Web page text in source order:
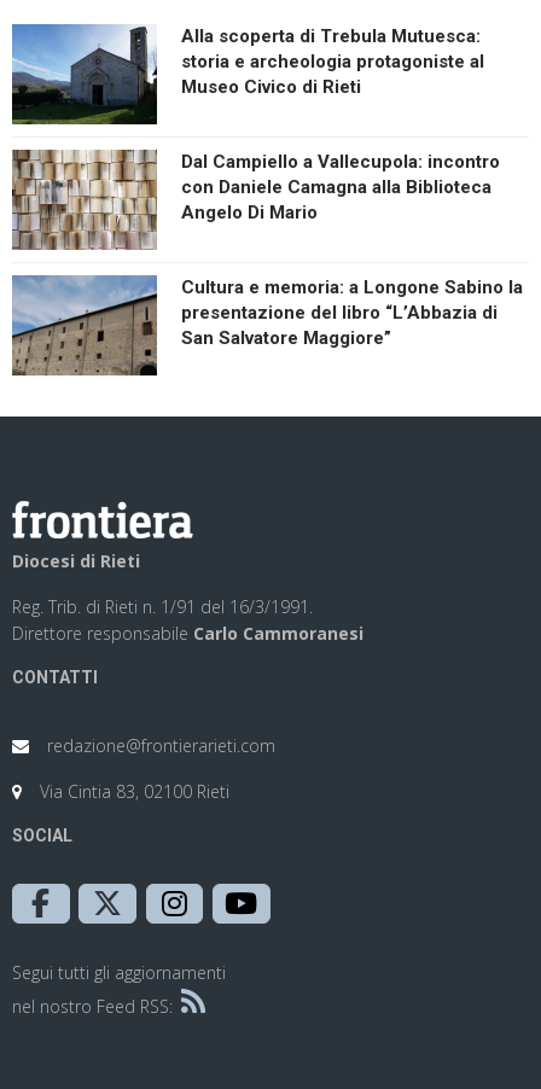
Alla scoperta di Trebula Mutuesca:
storia e archeologia protagoniste al
Museo Civico di Rieti
Dal Campiello a Vallecupola: incontro
con Daniele Camagna alla Biblioteca
Angelo Di Mario
Cultura e memoria: a Longone Sabino la
presentazione del libro “L’Abbazia di
San Salvatore Maggiore”
Diocesi di Rieti
Reg. Trib. di Rieti n. 1/91 del 16/3/1991.
Direttore responsabile Carlo Cammoranesi
CONTATTI
redazione@frontierarieti.com
Via Cintia 83, 02100 Rieti
SOCIAL
Segui tutti gli aggiornamenti
nel nostro Feed RSS: